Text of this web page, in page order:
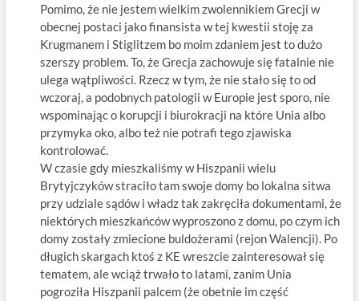
Pomimo, że nie jestem wielkim zwolennikiem Grecji w
obecnej postaci jako finansista w tej kwestii stoję za
Krugmanem i Stiglitzem bo moim zdaniem jest to dużo
szerszy problem. To, że Grecja zachowuje się fatalnie nie
ulega wątpliwości. Rzecz w tym, że nie stało się to od
wczoraj, a podobnych patologii w Europie jest sporo, nie
wspominając o korupcji i biurokracji na które Unia albo
przymyka oko, albo też nie potrafi tego zjawiska
kontrolować.
W czasie gdy mieszkaliśmy w Hiszpanii wielu
Brytyjczyków straciło tam swoje domy bo lokalna sitwa
przy udziale sądów i władz tak zakręciła dokumentami, że
niektórych mieszkańców wyproszono z domu, po czym ich
domy zostały zmiecione buldożerami (rejon Walencji). Po
długich skargach ktoś z KE wreszcie zainteresował się
tematem, ale wciąż trwało to latami, zanim Unia
pogroziła Hiszpanii palcem (że obetnie im część